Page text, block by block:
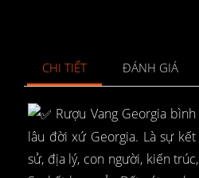
CHI TIẾT ĐÁNH GIÁ
Rượu Vang Georgia
lâu đời xứ Georgia. Là sự
sử, địa lý, con người, kiến